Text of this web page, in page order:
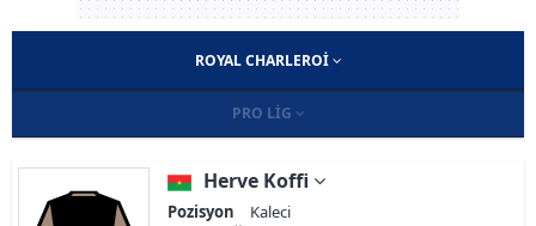
ROYAL CHARLEROI
PRO LIG
Herve Koffi
Pozisyon
Kaleci